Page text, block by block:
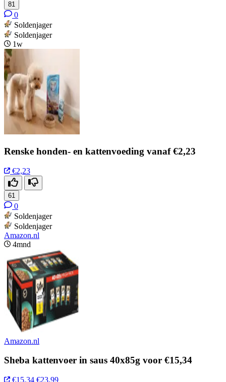
81
0
Soldenjager
Soldenjager
1w
Renske honden- en kattenvoeding vanaf €2,23
€2,23
61
0
Soldenjager
Soldenjager
Amazon.nl
4mnd
Amazon.nl
Sheba kattenvoer in saus 40x85g voor €15,34
€15,34 €23,99